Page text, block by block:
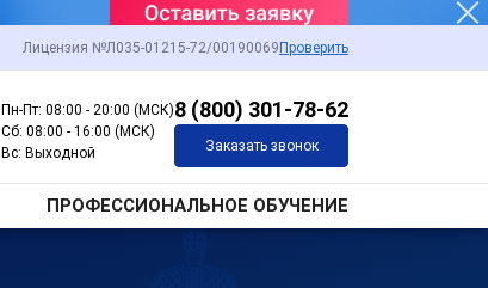
Лицензия №Л035-01215-72/00190069 Проверить
Пн-Пт: 08:00 - 20:00 (МСК)
Сб: 08:00 - 16:00 (МСК)
Вс: Выходной
8 (800) 301-78-62
Заказать звонок
ПРОФЕССИОНАЛЬНОЕ ОБУЧЕНИЕ